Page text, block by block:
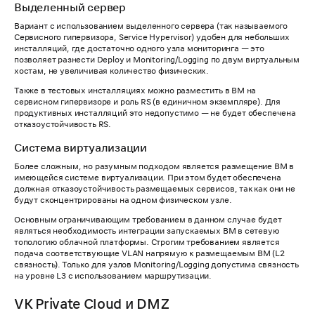
Выделенный сервер
Вариант с использованием выделенного сервера (так называемого
Сервисного гипервизора, Service Hypervisor) удобен для небольших
инсталляций, где достаточно одного узла мониторинга — это
позволяет разнести Deploy и Monitoring/Logging по двум виртуальным
хостам, не увеличивая количество физических.
Также в тестовых инсталляциях можно разместить в ВМ на
сервисном гипервизоре и роль RS (в единичном экземпляре). Для
продуктивных инсталляций это недопустимо — не будет обеспечена
отказоустойчивость RS.
Система виртуализации
Более сложным, но разумным подходом является размещение ВМ в
имеющейся системе виртуализации. При этом будет обеспечена
должная отказоустойчивость размещаемых сервисов, так как они не
будут сконцентрированы на одном физическом узле.
Основным ограничивающим требованием в данном случае будет
являться необходимость интеграции запускаемых ВМ в сетевую
топологию облачной платформы. Строгим требованием является
подача соответствующие VLAN напрямую к размещаемым ВМ (L2
связность). Только для узлов Monitoring/Logging допустима связность
на уровне L3 с использованием маршрутизации.
VK Private Cloud и DMZ